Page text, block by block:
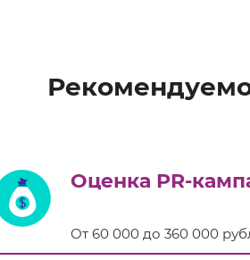
Оценка PR-
От 60 000 до 360 000